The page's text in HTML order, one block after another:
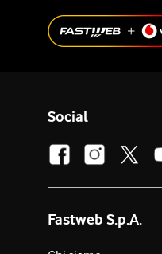
Social
Fastweb S.p.A.